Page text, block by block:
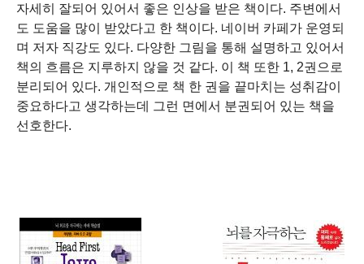
자세히 잘되어 있어서 좋은 인상을 받은 책이다. 주변에서
도 도움을 많이 받았다고 한 책이다. 네이버 카페가 운영되
며 저자 직강도 있다. 다양한 그림을 통해 설명하고 있어서
책의 흐름은 지루하지 않을 것 같다. 이 책 또한 1, 2권으로
분리되어 있다. 개인적으로 책 한 권을 끝마치는 성취감이
중요하다고 생각하는데 그런 면에서 분권되어 있는 책을
선호한다.